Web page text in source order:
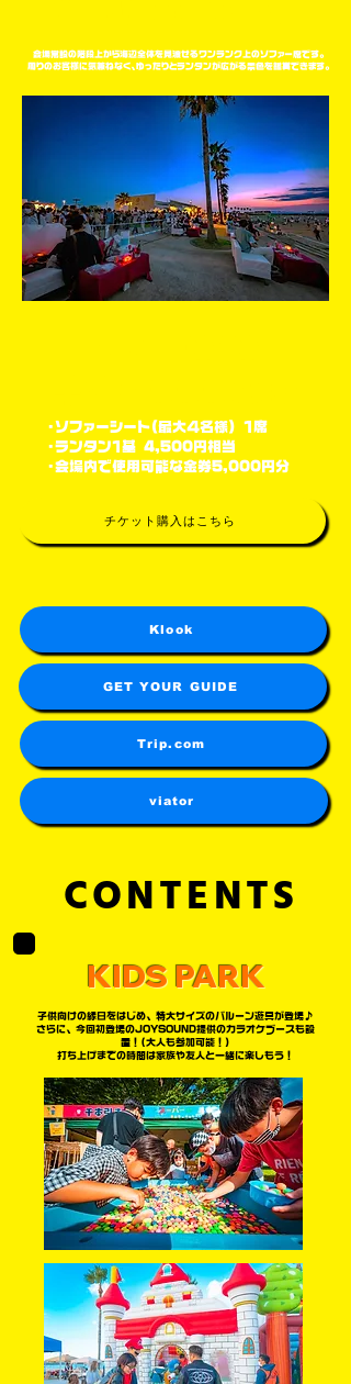
会場常設の階段上から海辺全体を見渡せるワンランク上のソファー席です。
​周りのお客様に気兼ねなく、ゆったりとランタンが広がる景色を鑑賞できます。
・ソファーシート(最大４名様) １席
・ランタン１基 4,500円相当
​・会場内で使用可能な金券5,000円分
チケット購入はこちら
Klook
GET YOUR GUIDE
Trip.com
viator
CONTENTS
KIDS PARK
子供向けの縁日をはじめ、特大サイズのバルーン遊具が登場♪
さらに、今回初登場のJOYSOUND提供のカラオケブースも設
置！(大人も参加可能！)
打ち上げまでの時間は家族や友人と一緒に楽しもう！